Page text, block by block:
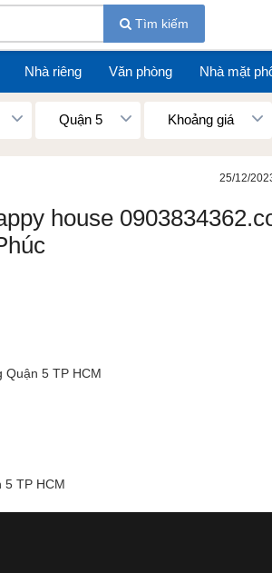
Tìm kiếm
Nhà riêng Văn phòng Nhà mặt
Quận 5 Khoảng giá
25/12/
house
Quận 5 TP HCM
5 TP HCM